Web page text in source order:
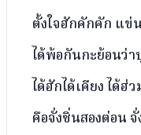
ตั้งใจฮักคักคัก แข่
ได้พ้อกันกะย้อนว่
ได้ฮักได้เคียง ได้ฮ่
คือจั่งซิ่นสองต่อน